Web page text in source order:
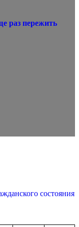
раз пережить
состояния